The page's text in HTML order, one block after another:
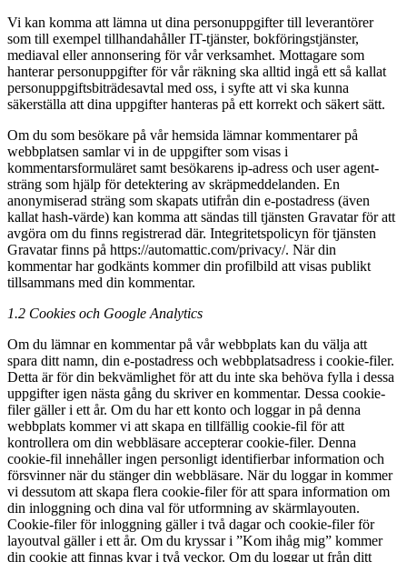
Vi kan komma att lämna ut dina personuppgifter till leverantörer
som till exempel tillhandahåller IT-tjänster, bokföringstjänster,
mediaval eller annonsering för vår verksamhet. Mottagare som
hanterar personuppgifter för vår räkning ska alltid ingå ett så kallat
personuppgiftsbiträdesavtal med oss, i syfte att vi ska kunna
säkerställa att dina uppgifter hanteras på ett korrekt och säkert sätt.
Om du som besökare på vår hemsida lämnar kommentarer på
webbplatsen samlar vi in de uppgifter som visas i
kommentarsformuläret samt besökarens ip-adress och user agent-
sträng som hjälp för detektering av skräpmeddelanden. En
anonymiserad sträng som skapats utifrån din e-postadress (även
kallat hash-värde) kan komma att sändas till tjänsten Gravatar för att
avgöra om du finns registrerad där. Integritetspolicyn för tjänsten
Gravatar finns på https://automattic.com/privacy/. När din
kommentar har godkänts kommer din profilbild att visas publikt
tillsammans med din kommentar.
1.2 Cookies och Google Analytics
Om du lämnar en kommentar på vår webbplats kan du välja att
spara ditt namn, din e-postadress och webbplatsadress i cookie-filer.
Detta är för din bekvämlighet för att du inte ska behöva fylla i dessa
uppgifter igen nästa gång du skriver en kommentar. Dessa cookie-
filer gäller i ett år. Om du har ett konto och loggar in på denna
webbplats kommer vi att skapa en tillfällig cookie-fil för att
kontrollera om din webbläsare accepterar cookie-filer. Denna
cookie-fil innehåller ingen personligt identifierbar information och
försvinner när du stänger din webbläsare. När du loggar in kommer
vi dessutom att skapa flera cookie-filer för att spara information om
din inloggning och dina val för utformning av skärmlayouten.
Cookie-filer för inloggning gäller i två dagar och cookie-filer för
layoutval gäller i ett år. Om du kryssar i ”Kom ihåg mig” kommer
din cookie att finnas kvar i två veckor. Om du loggar ut från ditt